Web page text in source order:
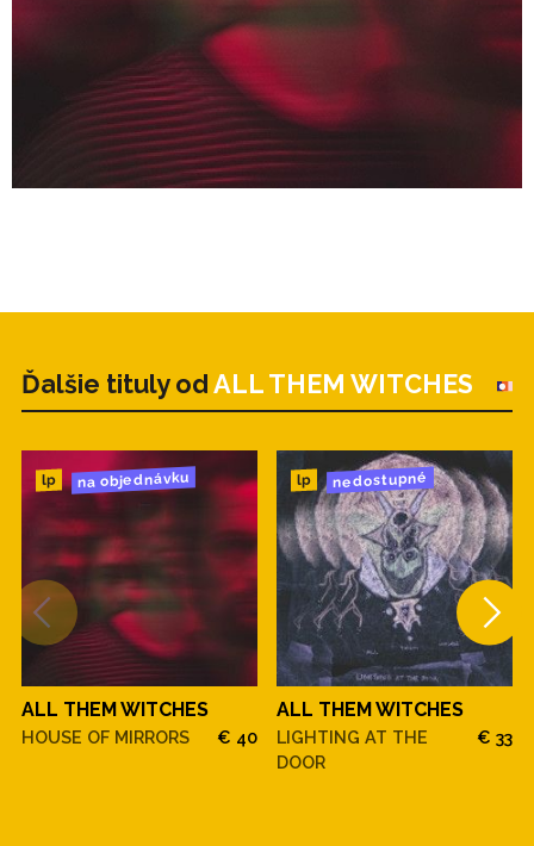
Ďalšie tituly od ALL THEM WITCHES
lp na objednávku
ALL THEM WITCHES
HOUSE OF MIRRORS € 40
lp nedostupné
ALL THEM WITCHES
LIGHTING AT THE
DOOR
€ 33